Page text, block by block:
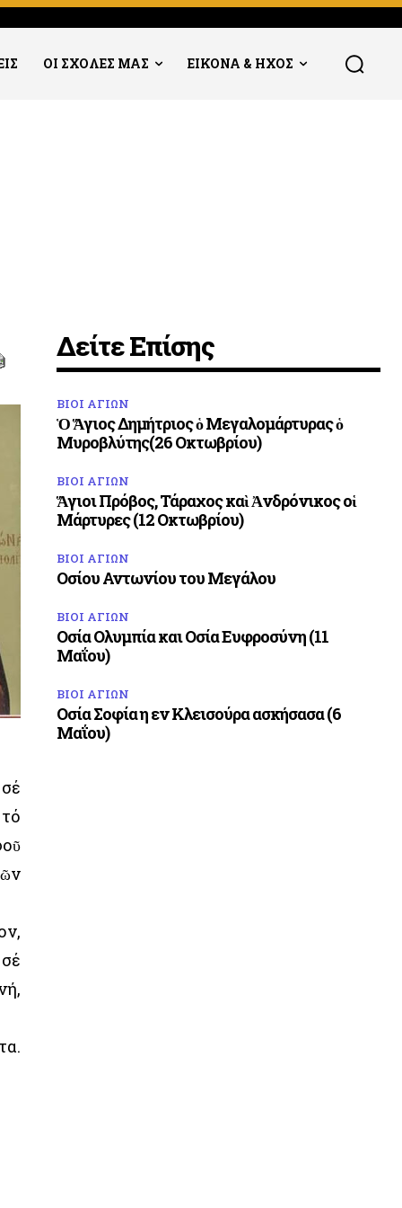
ΟΙ ΣΧΟΛΕΣ ΜΑΣ ΕΙΚΟΝΑ & ΗΧΟΣ
Δείτε Επίσης
ΒΙΟΙ ΑΓΙΩΝ
Ὁ Ἅγιος Δημήτριος ὁ Μεγαλομάρτυρας ὁ
Μυροβλύτης(26 Οκτωβρίου)
ΒΙΟΙ ΑΓΙΩΝ
Ἅγιοι Πρόβος, Τάραχος καὶ Ἀνδρόνικος οἱ
Μάρτυρες (12 Οκτωβρίου)
ΒΙΟΙ ΑΓΙΩΝ
Οσίου Αντωνίου του Μεγάλου
ΒΙΟΙ ΑΓΙΩΝ
Οσία Ολυμπία και Οσία Ευφροσύνη (11
Μαΐου)
ΒΙΟΙ ΑΓΙΩΝ
Οσία Σοφία η εν Κλεισούρα ασκήσασα (6
Μαΐου)